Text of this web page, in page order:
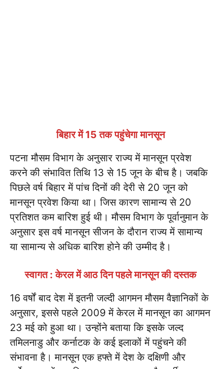
बिहार में 15 तक पहुंचेगा मानसून
पटना मौसम विभाग के अनुसार राज्य में मानसून प्रवेश
करने की संभावित तिथि 13 से 15 जून के बीच है। जबकि
पिछले वर्ष बिहार में पांच दिनों की देरी से 20 जून को
मानसून प्रवेश किया था। जिस कारण सामान्य से 20
प्रतिशत कम बारिश हुई थी। मौसम विभाग के पूर्वानुमान के
अनुसार इस वर्ष मानसून सीजन के दौरान राज्य में सामान्य
या सामान्य से अधिक बारिश होने की उम्मीद है।
स्वागत : केरल में आठ दिन पहले मानसून की दस्तक
16 वर्षों बाद देश में इतनी जल्दी आगमन मौसम वैज्ञानिकों के
अनुसार, इससे पहले 2009 में केरल में मानसून का आगमन
23 मई को हुआ था। उन्होंने बताया कि इसके जल्द
तमिलनाडु और कर्नाटक के कई इलाकों में पहुंचने की
संभावना है। मानसून एक हफ्ते में देश के दक्षिणी और